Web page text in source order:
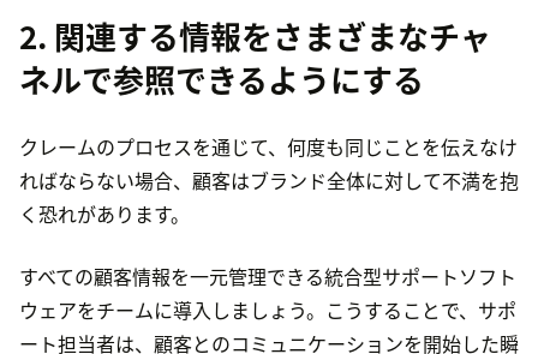
2. 関連する情報をさまざまなチャ
ネルで参照できるようにする
クレームのプロセスを通じて、何度も同じことを伝えなけ
ればならない場合、顧客はブランド全体に対して不満を抱
く恐れがあります。
すべての顧客情報を一元管理できる統合型サポートソフト
ウェアをチームに導入しましょう。こうすることで、サポ
ート担当者は、顧客とのコミュニケーションを開始した瞬